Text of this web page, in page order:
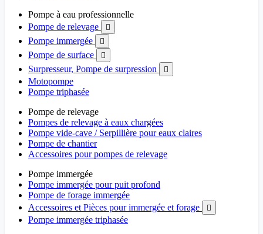
Pompe à eau professionnelle
Pompe de relevage

Pompe immergée 
Pompe de surface 
Surpresseur, Pompe de surpression 
Motopompe
Pompe triphasée
Pompe de relevage
Pompes de relevage à eaux chargées
Pompe vide-cave / Serpillière pour eaux claires
Pompe de chantier
Accessoires pour pompes de relevage
Pompe immergée
Pompe immergée pour puit profond
Pompe de forage immergée
Accessoires et Pièces pour immergée et forage

Pompe immergée triphasée